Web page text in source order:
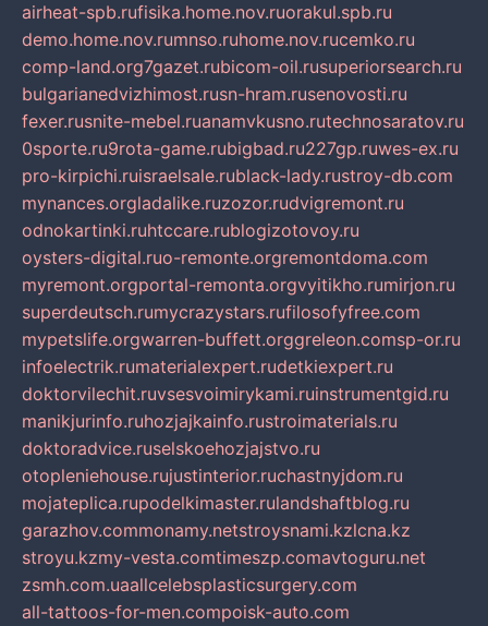
airheat-spb.rufisika.home.nov.ruorakul.spb.ru
demo.home.nov.rumnso.ruhome.nov.rucemko.ru
comp-land.org7gazet.rubicom-oil.rusuperiorsearch.ru
bulgarianedvizhimost.rusn-hram.rusenovosti.ru
fexer.rusnite-mebel.ruanamvkusno.rutechnosaratov.ru
0sporte.ru9rota-game.rubigbad.ru227gp.ruwes-ex.ru
pro-kirpichi.ruisraelsale.rublack-lady.rustroy-db.com
mynances.orgladalike.ruzozor.rudvigremont.ru
odnokartinki.ruhtccare.rublogizotovoy.ru
oysters-digital.ruo-remonte.orgremontdoma.com
myremont.orgportal-remonta.orgvyitikho.rumirjon.ru
superdeutsch.rumycrazystars.rufilosofyfree.com
mypetslife.orgwarren-buffett.orggreleon.comsp-or.ru
infoelectrik.rumaterialexpert.rudetkiexpert.ru
doktorvilechit.ruvsesvoimirykami.ruinstrumentgid.ru
manikjurinfo.ruhozjajkainfo.rustroimaterials.ru
doktoradvice.ruselskoehozjajstvo.ru
otopleniehouse.rujustinterior.ruchastnyjdom.ru
mojateplica.rupodelkimaster.rulandshaftblog.ru
garazhov.commonamy.netstroysnami.kzlcna.kz
stroyu.kzmy-vesta.comtimeszp.comavtoguru.net
zsmh.com.uaallcelebsplasticsurgery.com
all-tattoos-for-men.compoisk-auto.com